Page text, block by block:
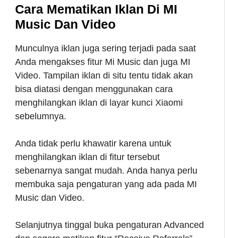
Cara Mematikan Iklan Di MI
Music Dan Video
Munculnya iklan juga sering terjadi pada saat
Anda mengakses fitur Mi Music dan juga MI
Video. Tampilan iklan di situ tentu tidak akan
bisa diatasi dengan menggunakan cara
menghilangkan iklan di layar kunci Xiaomi
sebelumnya.
Anda tidak perlu khawatir karena untuk
menghilangkan iklan di fitur tersebut
sebenarnya sangat mudah. Anda hanya perlu
membuka saja pengaturan yang ada pada MI
Music dan Video.
Selanjutnya tinggal buka pengaturan Advanced